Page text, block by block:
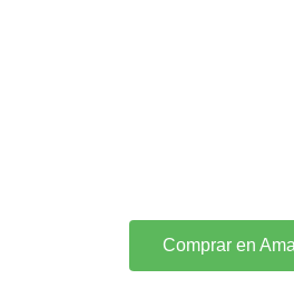
Comprar en